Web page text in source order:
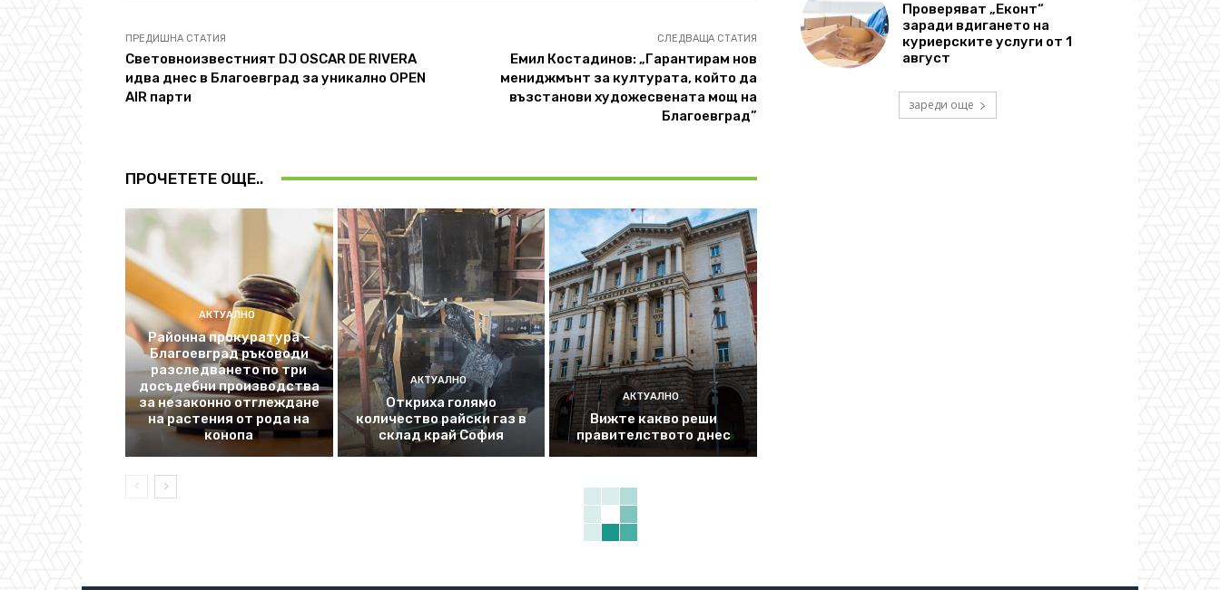
ПРЕДИШНА СТАТИЯ
Световноизвестният DJ OSCAR DE RIVERA
идва днес в Благоевград за уникално OPEN
AIR парти
СЛЕДВАЩА СТАТИЯ
Емил Костадинов: „Гарантирам нов
мениджмънт за културата, който да
възстанови художесвената мощ на
Благоевград”
ПРОЧЕТЕТЕ ОЩЕ..
АКТУАЛНО
Районна прокуратура –
Благоевград ръководи
разследването по три
досъдебни производства
за незаконно отглеждане
на растения от рода на
конопа
АКТУАЛНО
Откриха голямо
количество райски газ в
склад край София
АКТУАЛНО
Вижте какво реши
правителството днес
Проверяват „Еконт“
заради вдигането на
куриерските услуги от 1
август
зареди още